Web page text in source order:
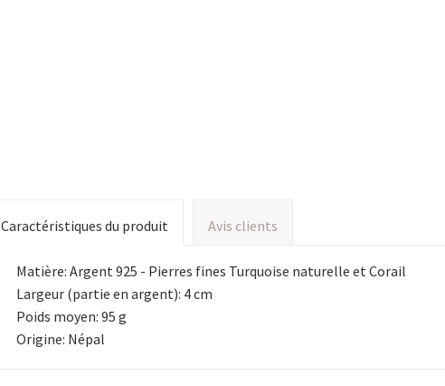
Caractéristiques du produit Avis clients
Matière: Argent 925 - Pierres fines Turquoise naturelle et Corail
Largeur (partie en argent): 4 cm
Poids moyen: 95 g
Origine: Népal